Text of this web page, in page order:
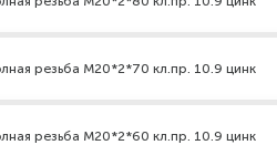
резьба M20*2*70 кл.пр. 10.9 цинк
резьба M20*2*60 кл.пр. 10.9 цинк